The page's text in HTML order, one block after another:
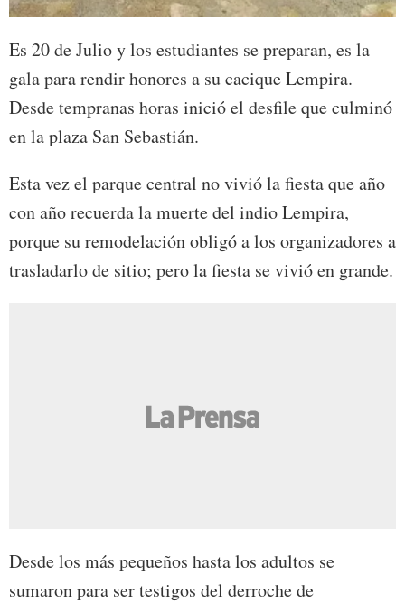
Es 20 de Julio y los estudiantes se preparan, es la
gala para rendir honores a su cacique Lempira.
Desde tempranas horas inició el desfile que culminó
en la plaza San Sebastián.
Esta vez el parque central no vivió la fiesta que año
con año recuerda la muerte del indio Lempira,
porque su remodelación obligó a los organizadores a
trasladarlo de sitio; pero la fiesta se vivió en grande.
Desde los más pequeños hasta los adultos se
sumaron para ser testigos del derroche de